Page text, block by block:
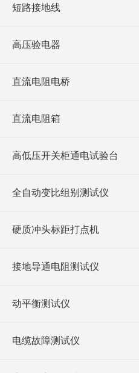
短路接地线
高压验电器
直流电阻电桥
直流电阻箱
高低压开关柜通电试验台
全自动变比组别测试仪
硬质冲头标距打点机
接地导通电阻测试仪
动平衡测试仪
电缆故障测试仪